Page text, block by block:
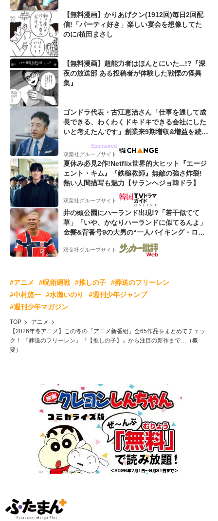
【無料漫画】かりあげクン(1912回)毎日2回配
信!「パーティ好き」楽しい宴会を想像してた
のに/植田まさし
【無料漫画】超能力者はほんとにいた...!?『深
夜の放送部 ある投稿者が体験した戦慄の怪異
集』
ゴンドラ代表・古江恵治さん「仕事を通して成
長できる、わくわくドキドキできる会社にした
いと考えたんです」創業来9期増収&増益を続け
Sponsored
双葉社グループサイト
夏休み必見2作!Netflix世界的大ヒット『エージ
ェント・キム』『鉄槌教師』無敵の強さ炸裂!
熱い人間描写も魅力【サランヘジョ韓ドラ】
双葉社グループサイト
井の頭公園にハーランド出現!?「若干似てて
草」「いや、かなりハーランドに似てるんよ」
金髪&背番号9の大男の“一人バイキング・ロ
ー”映像が話題!「元気をもらった」
双葉社グループサイト
#アニメ #呪術廻戦 #推しの子
#葬送のフリーレン
#中村悠一
#水瀬いのり
#週刊少年ジャンプ
#週刊少年マガジン
TOP
アニメ
【2026年冬アニメ】この冬の「アニメ新番組」全65作品をまとめてチェッ
ク！ 『葬送のフリーレン』『【推しの子】』から注目の新作まで…（概
要）